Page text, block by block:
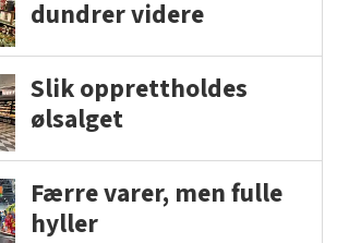
dundrer videre
Slik opprettholdes
ølsalget
Færre varer, men fulle
hyller